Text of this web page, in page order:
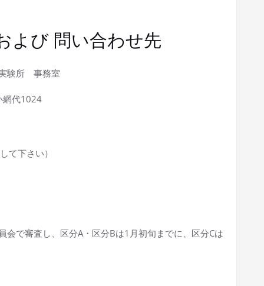
よび 問い合わせ先
験所 事務室
代1024
下さい）
で審査し、区分A・区分Bは1月初旬までに、区分Cは